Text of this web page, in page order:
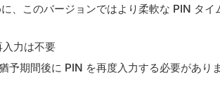
、このバージョンではより柔軟な PIN タイ
力は不要
期間後に PIN を再度入力する必要がありま